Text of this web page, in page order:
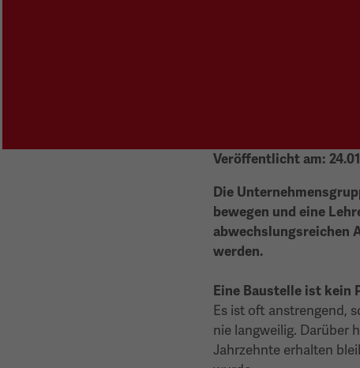
Veröffentlicht am:
Die
bewegen und eine
abwechslungsreichen
werden.
Eine Baustelle ist kein
Es ist oft anstrengend,
nie langweilig. Darüber
Jahrzehnte erhalten